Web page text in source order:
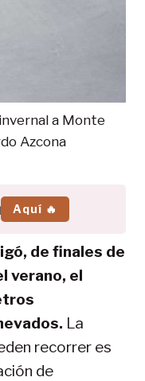
a Monte
Azcona
Aquí 🔥
de finales de
verano, el
La
recorrer es
de